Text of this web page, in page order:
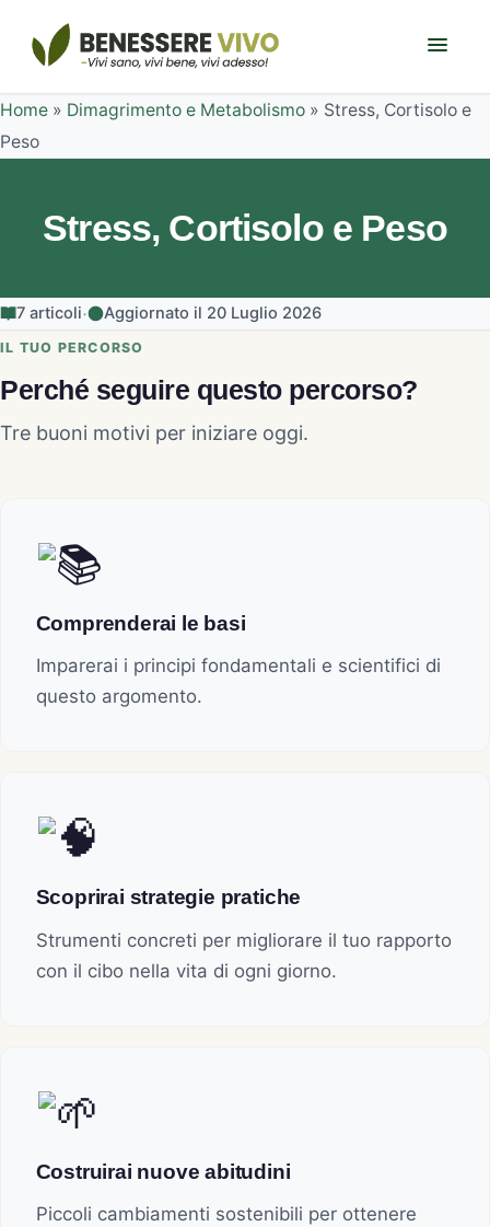
Home » Dimagrimento e Metabolismo » Stress, Cortisolo e
Peso
Stress, Cortisolo e Peso
7 articoli· Aggiornato il 20 Luglio 2026
IL TUO PERCORSO
Perché seguire questo percorso?
Tre buoni motivi per iniziare oggi.
Comprenderai le basi
Imparerai i principi fondamentali e scientifici di
questo argomento.
Scoprirai strategie pratiche
Strumenti concreti per migliorare il tuo rapporto
con il cibo nella vita di ogni giorno.
Costruirai nuove abitudini
Piccoli cambiamenti sostenibili per ottenere